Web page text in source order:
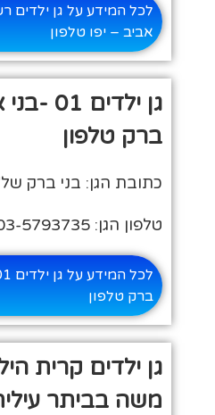
לכל המידע על גן ילדים
אביב – יפו טלפון
גן ילדים
ברק טלפון
כתובת הגן: בני ברק
טלפון הגן: 03-5793735
ברק טלפון
גן ילדים קרית
משה בביתר